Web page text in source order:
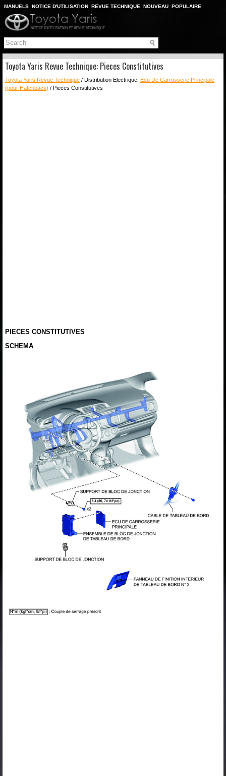
MANUELS NOTICE D'UTILISATION REVUE TECHNIQUE NOUVEAU POPULAIRE
PLAN DU SITE
CHERCHER
Toyota Yaris Revue Technique: Pieces Constitutives
Toyota Yaris Revue Technique / Distribution Electrique: Ecu De Carrosserie Principale
(pour Hatchback) / Pieces Constitutives
PIECES CONSTITUTIVES
SCHEMA